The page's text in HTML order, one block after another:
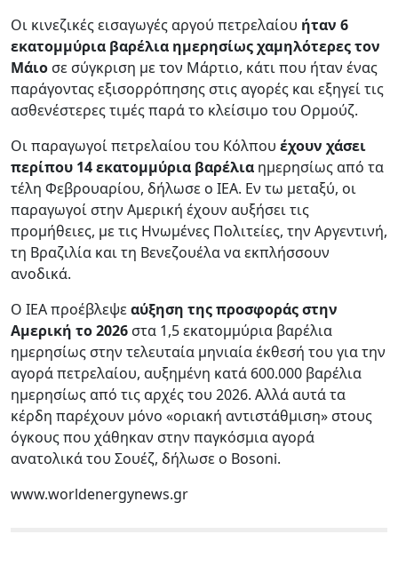
Οι κινεζικές εισαγωγές αργού πετρελαίου ήταν 6
εκατομμύρια βαρέλια ημερησίως χαμηλότερες τον
Μάιο σε σύγκριση με τον Μάρτιο, κάτι που ήταν ένας
παράγοντας εξισορρόπησης στις αγορές και εξηγεί τις
ασθενέστερες τιμές παρά το κλείσιμο του Ορμούζ.
Οι παραγωγοί πετρελαίου του Κόλπου έχουν χάσει
περίπου 14 εκατομμύρια βαρέλια ημερησίως από τα
τέλη Φεβρουαρίου, δήλωσε ο IEA. Εν τω μεταξύ, οι
παραγωγοί στην Αμερική έχουν αυξήσει τις
προμήθειες, με τις Ηνωμένες Πολιτείες, την Αργεντινή,
τη Βραζιλία και τη Βενεζουέλα να εκπλήσσουν
ανοδικά.
Ο IEA προέβλεψεαύξηση της προσφοράς στην
Αμερική το 2026 στα 1,5 εκατομμύρια βαρέλια
ημερησίως στην τελευταία μηνιαία έκθεσή του για την
αγορά πετρελαίου, αυξημένη κατά 600.000 βαρέλια
ημερησίως από τις αρχές του 2026. Αλλά αυτά τα
κέρδη παρέχουν μόνο «οριακή αντιστάθμιση» στους
όγκους που χάθηκαν στην παγκόσμια αγορά
ανατολικά του Σουέζ, δήλωσε ο Bosoni.
www.worldenergynews.gr